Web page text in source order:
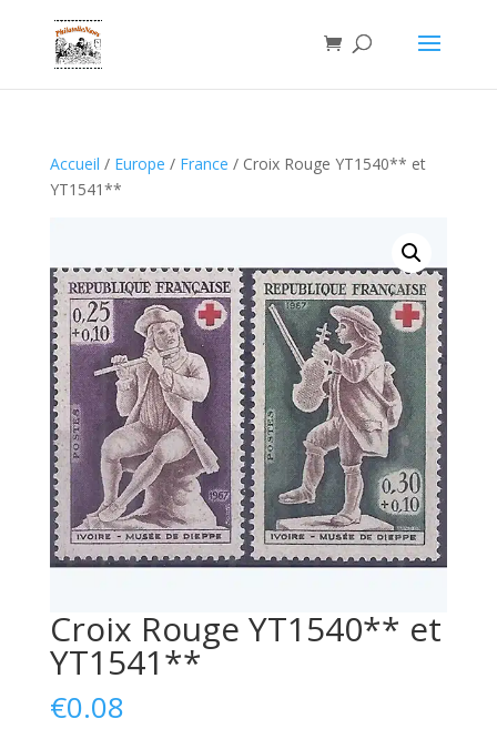
Accueil / Europe / France / Croix Rouge YT1540** et
YT1541**
Croix Rouge YT1540** et
YT1541**
€0.08